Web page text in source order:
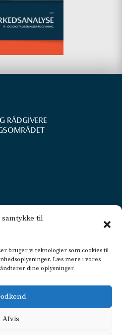
til
bruger vi teknologier som cookies til
Læs mere i vores
dine oplysninger.
Afvis
RÅDGIVERE